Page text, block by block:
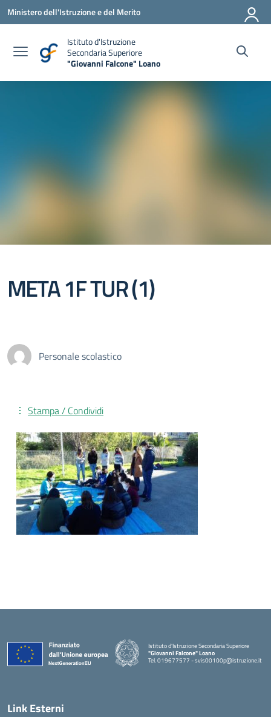
Vai ai contenuti
Vai al menu di navigazione
Vai al footer
Ministero dell'Istruzione e del Merito
Istituto d'Istruzione
Secondaria Superiore
"Giovanni Falcone" Loano
META 1F TUR (1)
Personale scolastico
Stampa / Condividi
Istituto d'Istruzione Secondaria Superiore
"Giovanni Falcone" Loano
Tel. 019677577 - svis00100p@istruzione.it
— Visita la pagina iniziale della scuola
Link Esterni